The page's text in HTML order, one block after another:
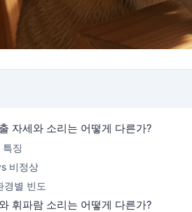
자세와 소리는 어떻게 다른가?
징
비정상
경별 빈도
휘파람 소리는 어떻게 다른가?